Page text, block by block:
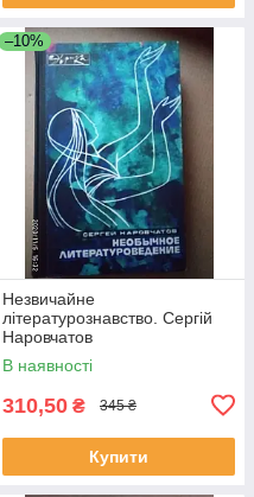
–10%
Незвичайне
літературознавство. Сергій
Наровчатов
В наявності
310,50 ₴ 345 ₴
Купити